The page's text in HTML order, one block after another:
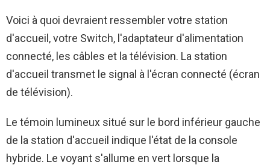
Voici à quoi devraient ressembler votre station
d'accueil, votre Switch, l'adaptateur d'alimentation
connecté, les câbles et la télévision. La station
d'accueil transmet le signal à l'écran connecté (écran
de télévision).
Le témoin lumineux situé sur le bord inférieur gauche
de la station d'accueil indique l'état de la console
hybride. Le voyant s'allume en vert lorsque la